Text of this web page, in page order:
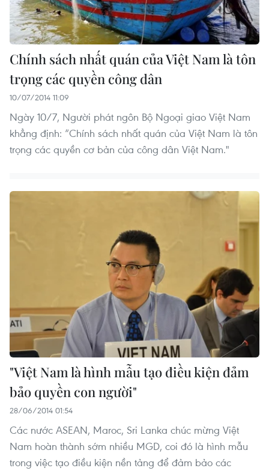
Chính sách nhất quán của Việt Nam là tôn
trọng các quyền công dân
10/07/2014 11:09
Ngày 10/7, Người phát ngôn Bộ Ngoại giao Việt Nam
khẳng định: “Chính sách nhất quán của Việt Nam là tôn
trọng các quyền cơ bản của công dân Việt Nam."
"Việt Nam là hình mẫu tạo điều kiện đảm
bảo quyền con người"
28/06/2014 01:54
Các nước ASEAN, Maroc, Sri Lanka chúc mừng Việt
Nam hoàn thành sớm nhiều MGD, coi đó là hình mẫu
trong việc tạo điều kiện nền tảng để đảm bảo các